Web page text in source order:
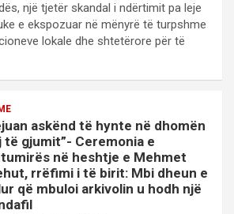
një tjetër skandal i ndërtimit pa leje
e ekspozuar në mënyrë të turpshme
lokale dhe shtetërore për të
askënd të hynte në dhomën
të gjumit”- Ceremonia e
në heshtje e Mehmet
rrëfimi i të birit: Mbi dheun e
që mbuloi arkivolin u hodh një